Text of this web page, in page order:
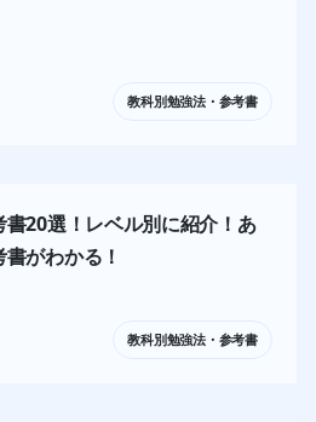
教科別勉強法・参考書
20選！レベル別に紹介！あ
がわかる！
教科別勉強法・参考書